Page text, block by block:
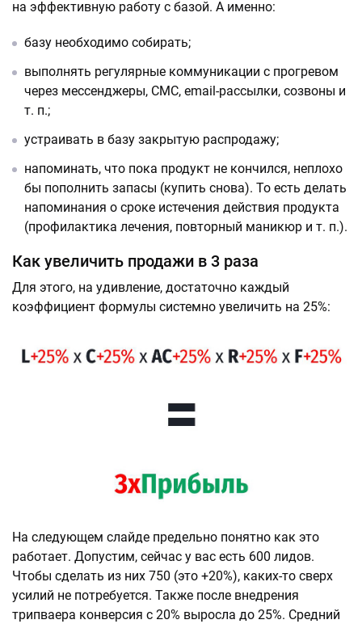
на эффективную работу с базой. А именно:
базу необходимо собирать;
выполнять регулярные коммуникации с прогревом
через мессенджеры, СМС, email-рассылки, созвоны и
т. п.;
устраивать в базу закрытую распродажу;
напоминать, что пока продукт не кончился, неплохо
бы пополнить запасы (купить снова). То есть делать
напоминания о сроке истечения действия продукта
(профилактика лечения, повторный маникюр и т. п.).
Как увеличить продажи в 3 раза
Для этого, на удивление, достаточно каждый
коэффициент формулы системно увеличить на 25%:
На следующем слайде предельно понятно как это
работает. Допустим, сейчас у вас есть 600 лидов.
Чтобы сделать из них 750 (это +20%), каких-то сверх
усилий не потребуется. Также после внедрения
трипваера конверсия с 20% выросла до 25%. Средний